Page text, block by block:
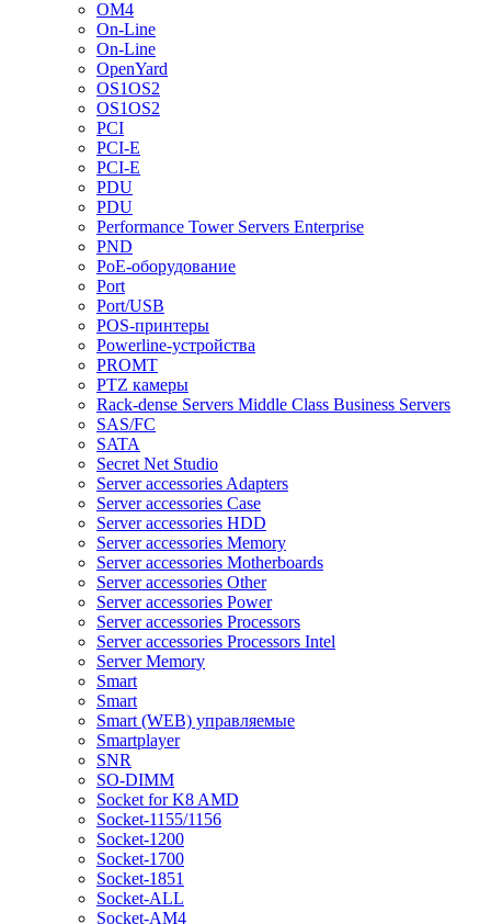
OM4
On-Line
On-Line
OpenYard
OS1OS2
OS1OS2
PCI
PCI-E
PCI-E
PDU
PDU
Performance Tower Servers Enterprise
PND
PoE-оборудование
Port
Port/USB
POS-принтеры
Powerline-устройства
PROMT
PTZ камеры
Rack-dense Servers Middle Class Business Servers
SAS/FC
SATA
Secret Net Studio
Server accessories Adapters
Server accessories Case
Server accessories HDD
Server accessories Memory
Server accessories Motherboards
Server accessories Other
Server accessories Power
Server accessories Processors
Server accessories Processors Intel
Server Memory
Smart
Smart
Smart (WEB) управляемые
Smartplayer
SNR
SO-DIMM
Socket for K8 AMD
Socket-1155/1156
Socket-1200
Socket-1700
Socket-1851
Socket-ALL
Socket-AM4